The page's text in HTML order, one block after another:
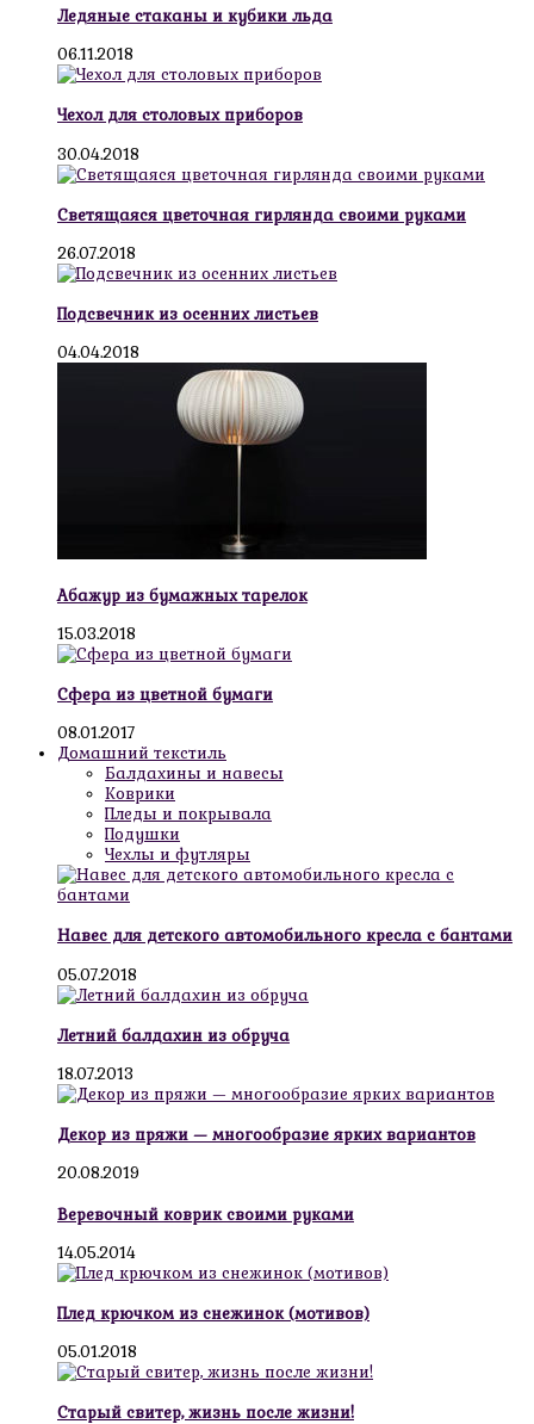
Ледяные стаканы и кубики льда
06.11.2018
Чехол для столовых приборов
30.04.2018
Светящаяся цветочная гирлянда своими руками
26.07.2018
Подсвечник из осенних листьев
04.04.2018
Абажур из бумажных тарелок
15.03.2018
Сфера из цветной бумаги
08.01.2017
Домашний текстиль
Балдахины и навесы
Коврики
Пледы и покрывала
Подушки
Чехлы и футляры
Навес для детского автомобильного кресла с бантами
05.07.2018
Летний балдахин из обруча
18.07.2013
Декор из пряжи — многообразие ярких вариантов
20.08.2019
Веревочный коврик своими руками
14.05.2014
Плед крючком из снежинок (мотивов)
05.01.2018
Старый свитер, жизнь после жизни!